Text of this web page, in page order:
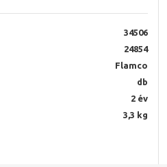
34506
24854
Flamco
db
2 év
3,3 kg